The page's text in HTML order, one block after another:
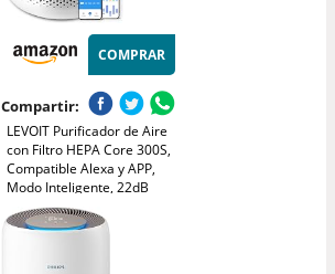
COMPRAR
Compartir:
LEVOIT Purificador de Aire
con Filtro HEPA Core 300S,
Compatible Alexa y APP,
Modo Inteligente, 22dB
Modo de Sueño Silencioso,
Elimina 99.97% de Alergia
Mascota, Bajo Consumo